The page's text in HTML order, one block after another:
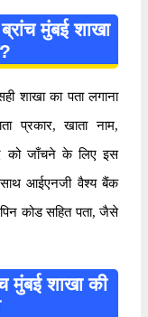
मुंबई शाखा
शाखा का पता लगाना
प्रकार, खाता नाम,
को जाँचने के लिए इस
आईएनजी वैश्य बैंक
कोड सहित पता, जैसे
मुंबई शाखा की